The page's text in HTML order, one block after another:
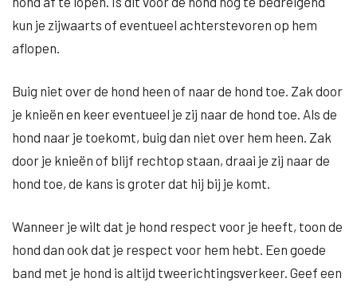
kun je zijwaarts of eventueel achterstevoren op hem
aflopen.
Buig niet over de hond heen of naar de hond toe. Zak door
je knieën en keer eventueel je zij naar de hond toe. Als de
hond naar je toekomt, buig dan niet over hem heen. Zak
door je knieën of blijf rechtop staan, draai je zij naar de
hond toe, de kans is groter dat hij bij je komt.
Wanneer je wilt dat je hond respect voor je heeft, toon de
hond dan ook dat je respect voor hem hebt. Een goede
band met je hond is altijd tweerichtingsverkeer. Geef een